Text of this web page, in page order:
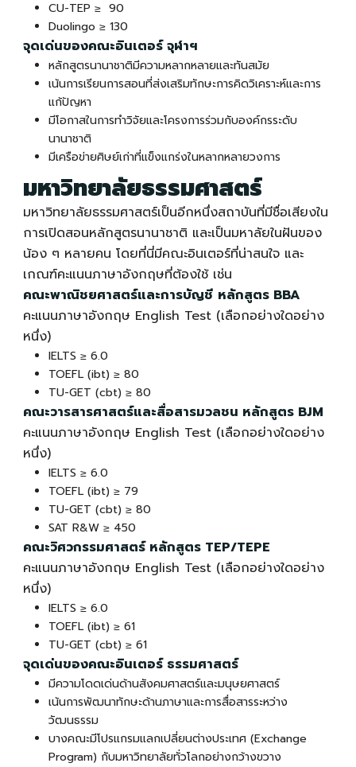
CU-TEP ≥ 90
Duolingo ≥ 130
จุดเด่นของคณะอินเตอร์จุฬาฯ
หลักสูตรนานาชาติมีความหลากหลายและทันสมัย
เน้นการเรียนการสอนที่ส่งเสริมทักษะการคิดวิเคราะห์และการ
แก้ปัญหา
มีโอกาสในการทำวิจัยและโครงการร่วมกับองค์กรระดับ
นานาชาติ
มีเครือข่ายศิษย์เก่าที่แข็งแกร่งในหลากหลายวงการ
มหาวิทยาลัยธรรมศาสตร์
มหาวิทยาลัยธรรมศาสตร์เป็นอีกหนึ่งสถาบันที่มีชื่อเสียงใน
การเปิดสอนหลักสูตรนานาชาติ และเป็นมหาลัยในฝันของ
น้อง ๆ หลายคน โดยที่นี่มีคณะอินเตอร์ที่น่าสนใจ และ
เกณฑ์คะแนนภาษาอังกฤษที่ต้องใช้ เช่น
คณะพาณิชยศาสตร์และการบัญชี หลักสูตร BBA
คะแนนภาษาอังกฤษ English Test (เลือกอย่างใดอย่าง
หนึ่ง)
IELTS ≥ 6.0
TOEFL (ibt) ≥ 80
TU-GET (cbt) ≥ 80
คณะวารสารศาสตร์และสื่อสารมวลชน หลักสูตร BJM
คะแนนภาษาอังกฤษ English Test (เลือกอย่างใดอย่าง
หนึ่ง)
IELTS ≥ 6.0
TOEFL (ibt) ≥ 79
TU-GET (cbt) ≥ 80
SAT R&W ≥ 450
คณะวิศวกรรมศาสตร์ หลักสูตร TEP/TEPE
คะแนนภาษาอังกฤษ English Test (เลือกอย่างใดอย่าง
หนึ่ง)
IELTS ≥ 6.0
TOEFL (ibt) ≥ 61
TU-GET (cbt) ≥ 61
จุดเด่นของคณะอินเตอร์ธรรมศาสตร์
มีความโดดเด่นด้านสังคมศาสตร์และมนุษยศาสตร์
เน้นการพัฒนาทักษะด้านภาษาและการสื่อสารระหว่าง
วัฒนธรรม
บางคณะมีโปรแกรมแลกเปลี่ยนต่างประเทศ (Exchange
Program) กับมหาวิทยาลัยทั่วโลกอย่างกว้างขวาง